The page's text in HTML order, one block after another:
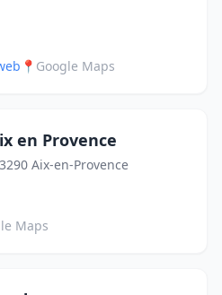
📍 Google Maps
en Provence
Aix-en-Provence
Maps